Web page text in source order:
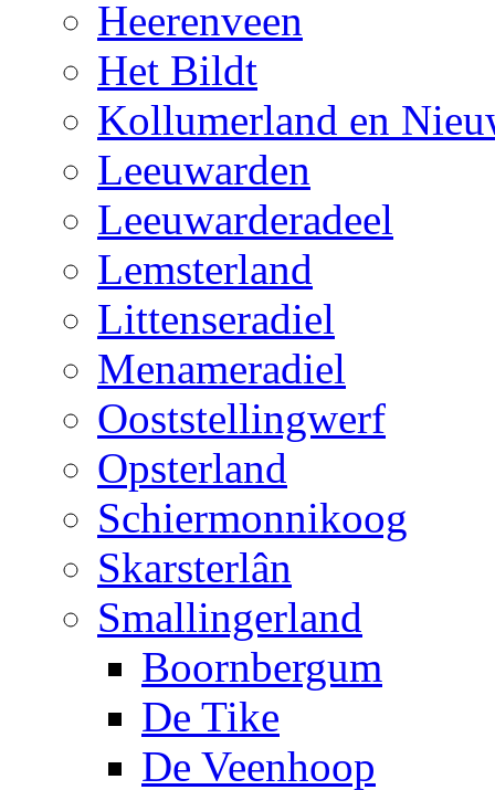
Heerenveen
Het Bildt
Kollumerland en
Leeuwarden
Leeuwarderadeel
Lemsterland
Littenseradiel
Menameradiel
Ooststellingwerf
Opsterland
Schiermonnikoog
Skarsterlân
Smallingerland
Boornbergum
De Tike
De Veenhoop